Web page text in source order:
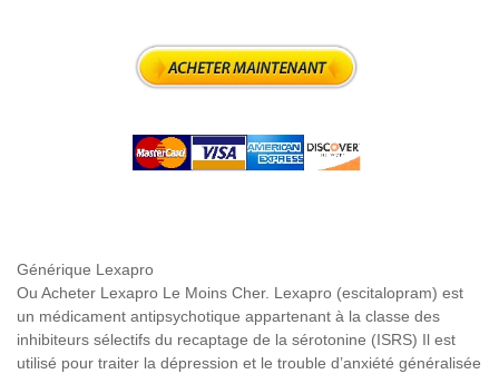
Générique Lexapro
Ou Acheter Lexapro Le Moins Cher. Lexapro (escitalopram) est
un médicament antipsychotique appartenant à la classe des
inhibiteurs sélectifs du recaptage de la sérotonine (ISRS) Il est
utilisé pour traiter la dépression et le trouble d’anxiété généralisée